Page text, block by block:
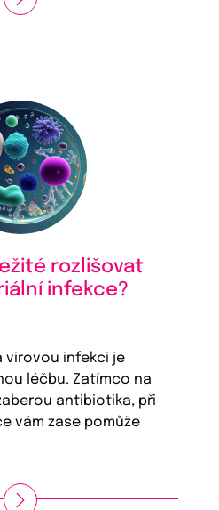
rozlišovat
infekce?
virovou infekci je
léčbu. Zatímco na
antibiotika, při
vám zase pomůže